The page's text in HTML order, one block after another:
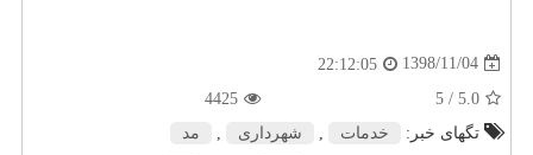
1398/11/04
22:12:05
5.0
/ 5
4425
تگهای خبر:
خدمات شهرداری مد